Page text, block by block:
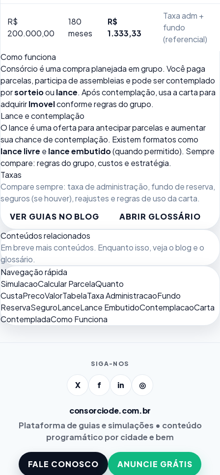
R$
200.000,00
180
meses
R$
1.333,33
Taxa adm +
fundo
(referencial)
Como funciona
Consórcio é uma compra planejada em grupo. Você paga
parcelas, participa de assembleias e pode ser contemplado
porsorteioou lance. Após contemplação, usa a carta para
adquirirImovelconforme regras do grupo.
Lance e contemplação
O lance é uma oferta para antecipar parcelas e aumentar
sua chance de contemplação. Existem formatos como
lance livre e lance embutido(quando permitido). Sempre
compare: regras do grupo, custos e estratégia.
Taxas
Compare sempre: taxa de administração, fundo de reserva,
seguros (se houver), reajustes e regras de uso da carta.
VER GUIAS NO BLOG
ABRIR GLOSSÁRIO
Conteúdos relacionados
Em breve mais conteúdos. Enquanto isso, vejao blog e o
glossário.
Navegação rápida
SimulacaoCalcular ParcelaQuanto
CustaPrecoValorTabelaTaxa AdministracaoFundo
ReservaSeguroLanceLance EmbutidoContemplacaoCarta
ContempladaComo Funciona
SIGA-NOS
X f in ◎
consorciode.com.br
Plataforma de guias e simulações • conteúdo
programático por cidade e bem
FALE CONOSCO ANUNCIE GRÁTIS